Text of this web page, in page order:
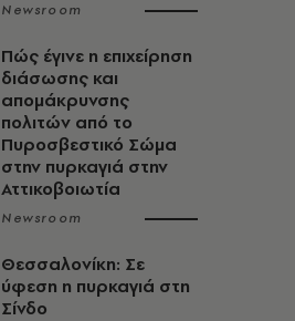
Newsroom
Πώς έγινε η επιχείρηση
διάσωσης και
απομάκρυνσης
πολιτών από το
Πυροσβεστικό Σώμα
στην πυρκαγιά στην
Αττικοβοιωτία
Newsroom
Θεσσαλονίκη: Σε
ύφεση η πυρκαγιά στη
Σίνδο